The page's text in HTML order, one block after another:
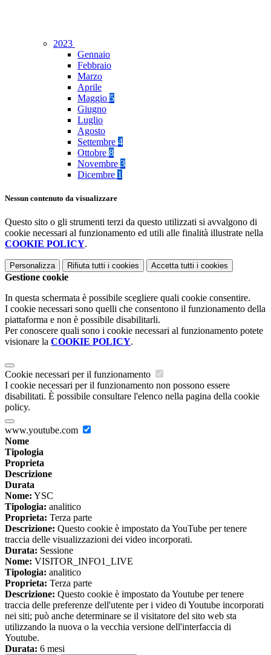
2023
Gennaio
Febbraio
Marzo
Aprile
Maggio 5
Giugno
Luglio
Agosto
Settembre 4
Ottobre 8
Novembre 3
Dicembre 1
Nessun contenuto da visualizzare
Questo sito o gli strumenti terzi da questo utilizzati si avvalgono di
cookie necessari al funzionamento ed utili alle finalità illustrate nella
COOKIE POLICY.
Personalizza Rifiuta tutti i cookies Accetta tutti i cookies
Gestione cookie
In questa schermata è possibile scegliere quali cookie consentire.
I cookie necessari sono quelli che consentono il funzionamento della
piattaforma e non è possibile disabilitarli.
Per conoscere quali sono i cookie necessari al funzionamento potete
visionare la COOKIE POLICY.
Cookie necessari per il funzionamento
I cookie necessari per il funzionamento non possono essere
disabilitati. È possibile consultare l'elenco nella pagina della cookie
policy.
www.youtube.com
Nome
Tipologia
Proprieta
Descrizione
Durata
Nome: YSC
Tipologia: analitico
Proprieta: Terza parte
Descrizione: Questo cookie è impostato da YouTube per tenere
traccia delle visualizzazioni dei video incorporati.
Durata: Sessione
Nome: VISITOR_INFO1_LIVE
Tipologia: analitico
Proprieta: Terza parte
Descrizione: Questo cookie è impostato da Youtube per tenere
traccia delle preferenze dell'utente per i video di Youtube incorporati
nei siti; può anche determinare se il visitatore del sito web sta
utilizzando la nuova o la vecchia versione dell'interfaccia di
Youtube.
Durata: 6 mesi